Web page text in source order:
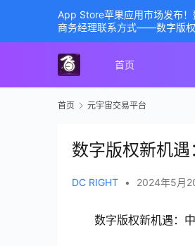
首页
首页 元宇宙交易平台
数字版权新机
DC RIGHT • 2024年5月
数字版权新机遇：
App Store苹果应用市场发布
商务经理联系方式——数字版